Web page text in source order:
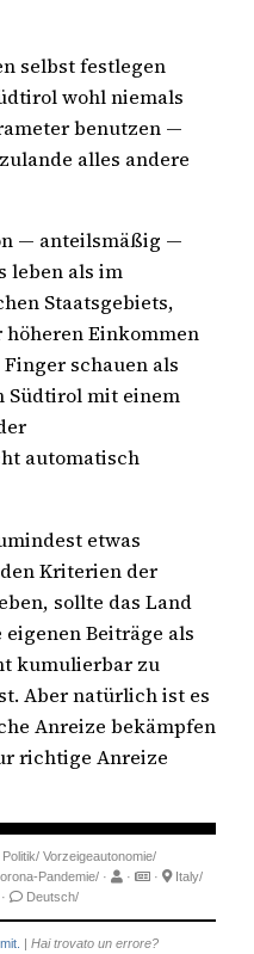
selbst festlegen
wohl niemals
benutzen —
alles andere
— anteilsmäßig —
leben als im
Staatsgebiets,
Einkommen
schauen als
Südtirol mit einem
automatisch
etwas
Kriterien der
sollte das Land
Beiträge als
kumulierbar zu
Aber natürlich ist es
Anreize bekämpfen
richtige Anreize
Politik/ Vorzeigeautonomie/
Pandemie/ · · ·
Italy/
· Deutsch/
| Hai trovato un errore?